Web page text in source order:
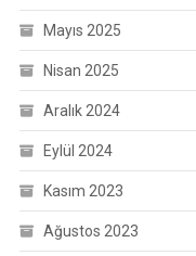
Mayıs 2025
Nisan 2025
Aralık 2024
Eylül 2024
Kasım 2023
Ağustos 2023